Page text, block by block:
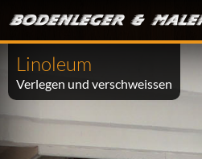
Linoleum
Verlegen und verschweissen